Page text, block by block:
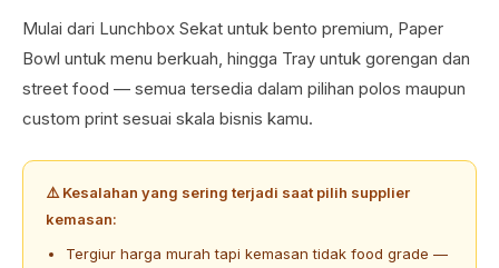
Mulai dari Lunchbox Sekat untuk bento premium, Paper
Bowl untuk menu berkuah, hingga Tray untuk gorengan dan
street food — semua tersedia dalam pilihan polos maupun
custom print sesuai skala bisnis kamu.
⚠️ Kesalahan yang sering terjadi saat pilih supplier
kemasan:
Tergiur harga murah tapi kemasan tidak food grade —